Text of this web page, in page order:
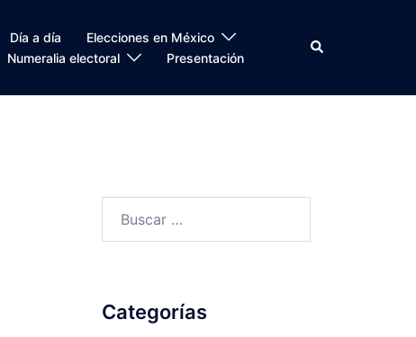
Día a día
Elecciones en México
Numeralia electoral Presentación
Search
Categorías